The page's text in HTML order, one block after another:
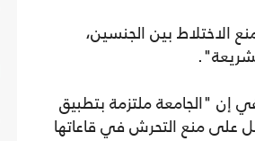
بالقرار، قائلا إنه جرى تطبيق قانون صادر منذ العام 1996 بمنع الاختلاط بين الجنسين،
إن "الجامعة ملتزمة بتطبيق
على منع التحرش في قاعاتها